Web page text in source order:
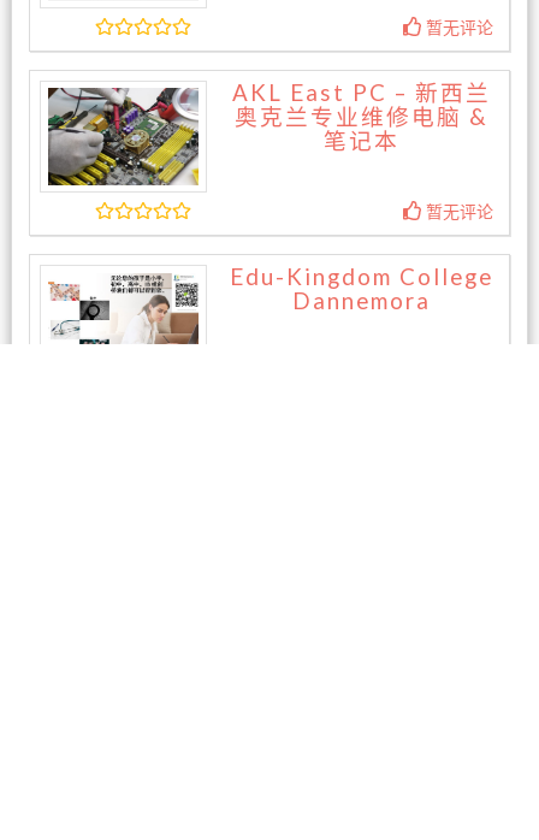
暂无评论
AKL East PC – 新西兰
奥克兰专业维修电脑 &
笔记本
暂无评论
Edu-Kingdom College
Dannemora